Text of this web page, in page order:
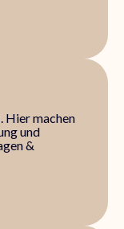
Hier machen
und
&